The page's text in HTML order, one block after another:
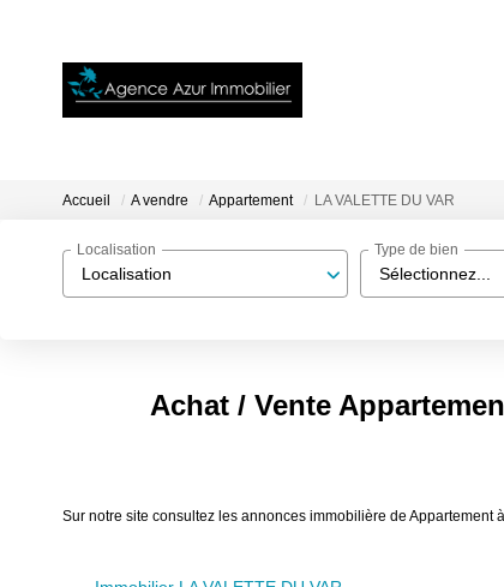
Accueil A vendre Appartement LA VALETTE DU VAR
Localisation
Localisation
Sélectionnez...
Type de bien
Achat / Vente
Sur notre site consultez les annonces immobilière de Appartement